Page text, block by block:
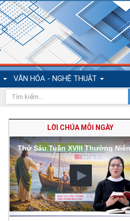
VĂN HÓA - NGHỆ THUẬT
LỜI CHÚA MỖI NGÀY
Thứ Sáu Tuần XVIII Thường